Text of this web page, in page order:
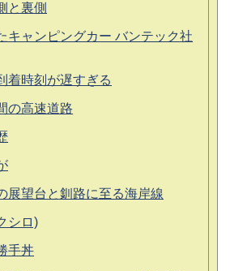
と裏側
キャンピングカー バンテック社
着時刻が遅すぎる
の高速道路
展望台と釧路に至る海岸線
シロ)
手丼